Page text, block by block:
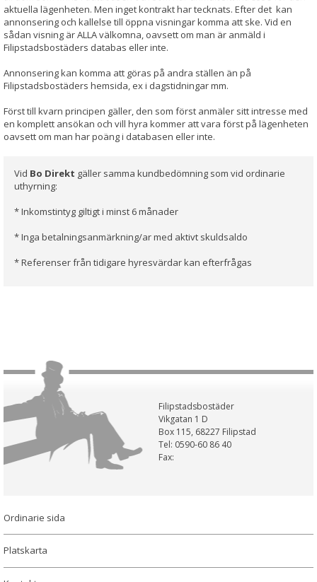
aktuella lägenheten. Men inget kontrakt har tecknats. Efter det kan
annonsering och kallelse till öppna visningar komma att ske. Vid en
sådan visning är ALLA välkomna, oavsett om man är anmäld i
Filipstadsbostäders databas eller inte.
Annonsering kan komma att göras på andra ställen än på
Filipstadsbostäders hemsida, ex i dagstidningar mm.
Först till kvarn principen gäller, den som först anmäler sitt intresse med
en komplett ansökan och vill hyra kommer att vara först på lägenheten
oavsett om man har poäng i databasen eller inte.
Vid Bo Direkt gäller samma kundbedömning som vid ordinarie
uthyrning:
* Inkomstintyg giltigt i minst 6 månader
* Inga betalningsanmärkning/ar med aktivt skuldsaldo
* Referenser från tidigare hyresvärdar kan efterfrågas
Filipstadsbostäder
Vikgatan 1 D
Box 115, 68227 Filipstad
Tel: 0590-60 86 40
Fax:
Ordinarie sida
Platskarta